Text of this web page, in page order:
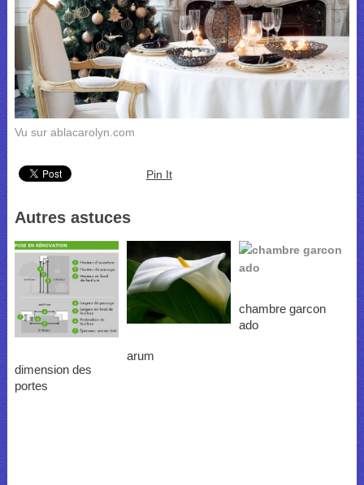
Vu sur ablacarolyn.com
Pin It
Autres astuces
dimension des
portes
arum
chambre garcon
ado